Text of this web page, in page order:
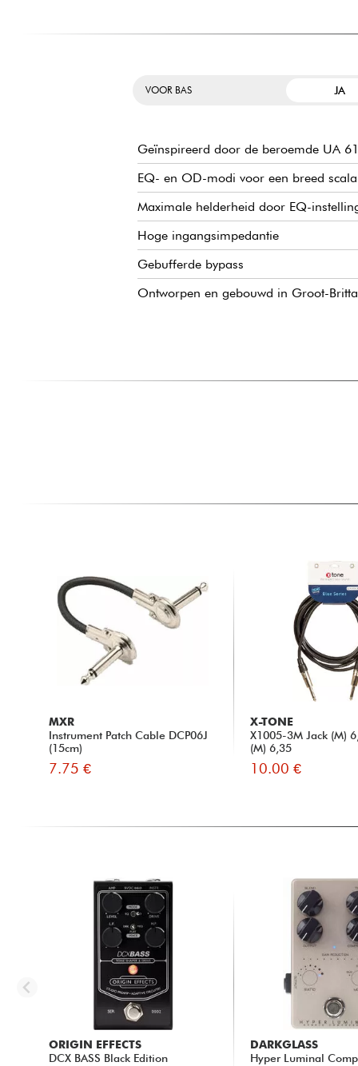
VOOR BAS JA
Geïnspireerd door de beroemde UA
EQ- en OD-modi voor een breed
Maximale helderheid door EQ-
Hoge ingangsimpedantie
Gebufferde bypass
Ontworpen en gebouwd in Groot-
MXR
Instrument Patch Cable DCP06J
(15cm)
7.75 €
X-TONE
X1005-3M Jack (M)
(M) 6,35
10.00 €
ORIGIN EFFECTS
DCX BASS Black Edition
DARKGLASS
Hyper Luminal